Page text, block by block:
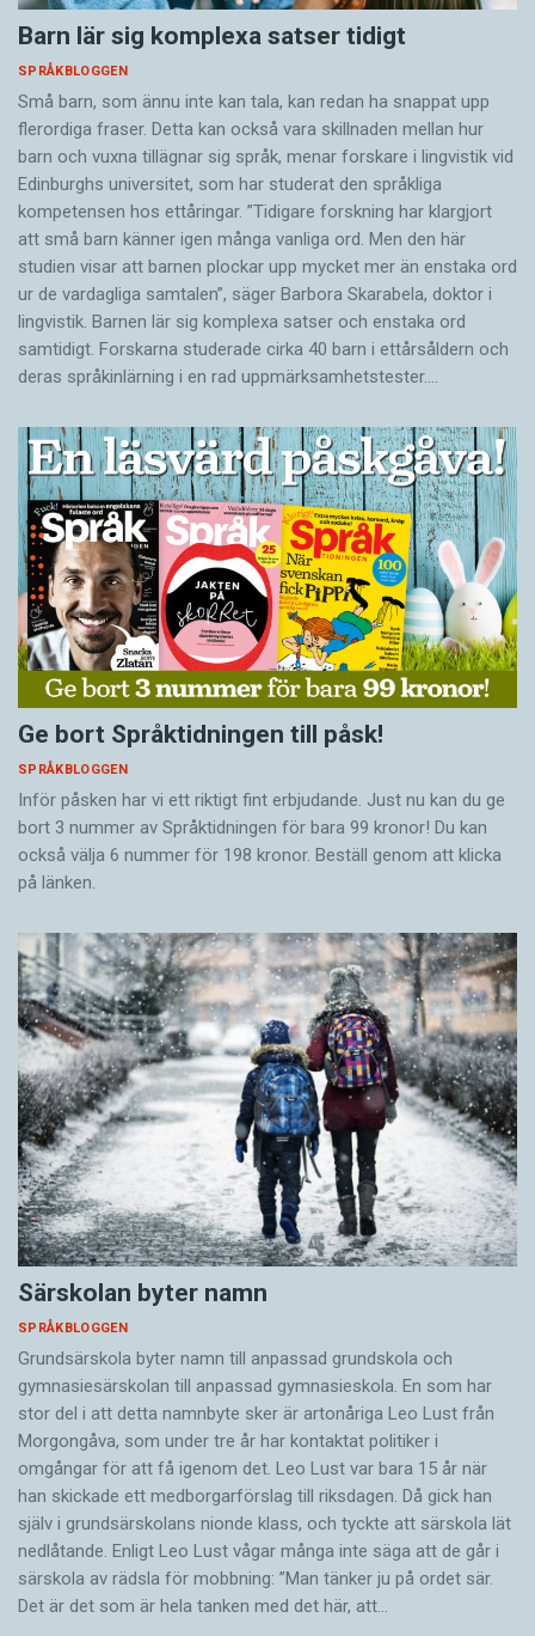
Barn lär sig komplexa satser tidigt
SPRÅKBLOGGEN
Små barn, som ännu inte kan tala, kan redan ha snappat upp
flerordiga fraser. Detta kan också vara skillnaden mellan hur
barn och vuxna tillägnar sig språk, menar forskare i lingvistik vid
Edinburghs universitet, som har studerat den språkliga
kompetensen hos ettåringar. ”Tidigare forskning har klargjort
att små barn känner igen många vanliga ord. Men den här
studien visar att barnen plockar upp mycket mer än enstaka ord
ur de vardagliga samtalen”, säger Barbora Skarabela, doktor i
lingvistik. Barnen lär sig komplexa satser och enstaka ord
samtidigt. Forskarna studerade cirka 40 barn i ettårsåldern och
deras språkinlärning i en rad uppmärksamhetstester.…
Ge bort Språktidningen till påsk!
SPRÅKBLOGGEN
Inför påsken har vi ett riktigt fint erbjudande. Just nu kan du ge
bort 3 nummer av Språktidningen för bara 99 kronor! Du kan
också välja 6 nummer för 198 kronor. Beställ genom att klicka
på länken.
Särskolan byter namn
SPRÅKBLOGGEN
Grundsärskola byter namn till anpassad grundskola och
gymnasiesärskolan till anpassad gymnasieskola. En som har
stor del i att detta namnbyte sker är artonåriga Leo Lust från
Morgongåva, som under tre år har kontaktat politiker i
omgångar för att få igenom det. Leo Lust var bara 15 år när
han skickade ett medborgarförslag till riksdagen. Då gick han
själv i grundsärskolans nionde klass, och tyckte att särskola lät
nedlåtande. Enligt Leo Lust vågar många inte säga att de går i
särskola av rädsla för mobbning: ”Man tänker ju på ordet sär.
Det är det som är hela tanken med det här, att…